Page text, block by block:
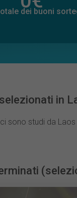
dei buoni
0€
in
sono studi da